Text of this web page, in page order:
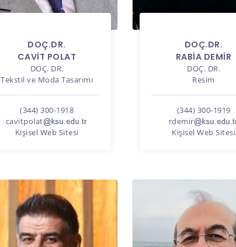
DOÇ.DR.
CAVİT POLAT
DOÇ. DR.
Tekstil ve Moda Tasarımı
(344) 300-1918
cavitpolat
Kişisel Web Sitesi
DOÇ.DR.
RABİA DEMİR
DOÇ. DR.
Resim
(344) 300-1919
rdemir
Kişisel Web Sitesi